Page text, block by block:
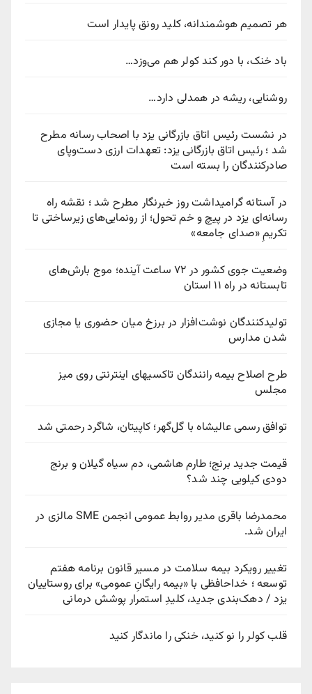
هر تصمیم هوشمندانه، کلید رونق پایدار است
باد خنک، با دور کند کولر هم می‌وزد…
روشنایی، ریشه در همدلی دارد…
در نشست رئیس اتاق بازرگانی یزد با اصحاب رسانه مطرح
شد ؛ رئیس اتاق بازرگانی یزد: تعهدات ارزی دست‌وپای
صادرکنندگان را بسته است
در آستانه گرامیداشت روز خبرنگار مطرح شد ؛ نقشه راه
رسانه‌ای یزد در پیچ‌ و خم تحول؛ از رونمایی‌های زیرساختی تا
تکریمِ «صدای جامعه»
وضعیت جوی کشور در ۷۲ ساعت آینده؛ موج بارش‌های
تابستانه در راه ۱۱ استان
تولیدکنندگان نوشت‌افزار در برزخ میان حضوری یا مجازی
شدن مدارس
طرح اصلاح بیمه رانندگان تاکسیهای اینترنتی روی میز
مجلس
توافق رسمی عالیشاه با گل‌گهر؛ کاپیتان، شاگرد رحمتی شد
قیمت جدید برنج؛ طارم هاشمی، دم سیاه گیلان و برنج
دودی کیلویی چند شد؟
محمدرضا باقری مدیر روابط عمومی انجمن SME مالزی در
ایران شد.
تغییر رویکرد بیمه سلامت در مسیر قانون برنامه هفتم
توسعه ؛ خداحافظی با «بیمه رایگانِ عمومی» برای روستاییان
یزد / دهک‌بندی جدید، کلیدِ استمرار پوشش درمانی
قلب کولر را نو کنید، خنکی را ماندگار کنید